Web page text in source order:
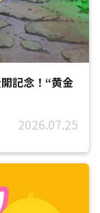
記念！“黄金
2026.07.25